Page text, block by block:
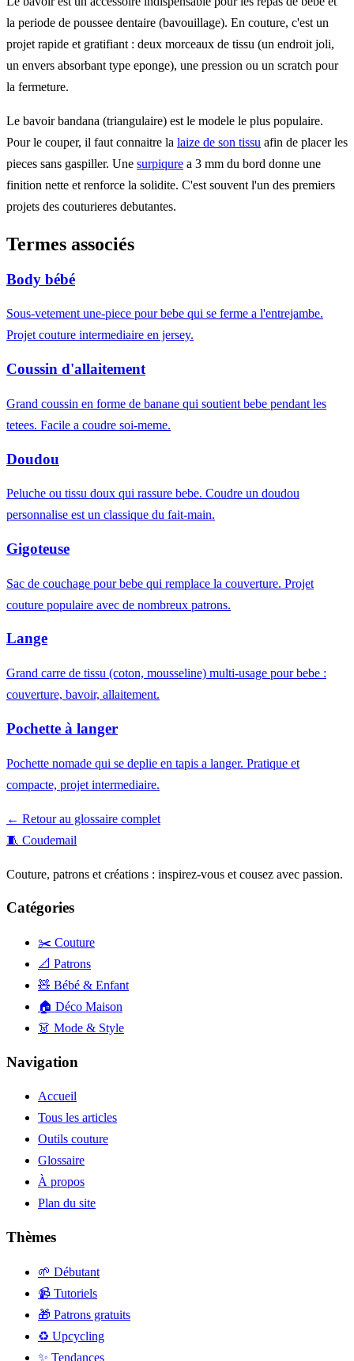
la periode de poussee dentaire (bavouillage). En couture, c'est un
projet rapide et gratifiant : deux morceaux de tissu (un endroit joli,
un envers absorbant type eponge), une pression ou un scratch pour
la fermeture.
Le bavoir bandana (triangulaire) est le modele le plus populaire.
Pour le couper, il faut connaitre la laize de son tissu afin de placer les
pieces sans gaspiller. Une surpiqure a 3 mm du bord donne une
finition nette et renforce la solidite. C'est souvent l'un des premiers
projets des couturieres debutantes.
Termes associés
Body bébé
Sous-vetement une-piece pour bebe qui se ferme a l'entrejambe.
Projet couture intermediaire en jersey.
Coussin d'allaitement
Grand coussin en forme de banane qui soutient bebe pendant les
tetees. Facile a coudre soi-meme.
Doudou
Peluche ou tissu doux qui rassure bebe. Coudre un doudou
personnalise est un classique du fait-main.
Gigoteuse
Sac de couchage pour bebe qui remplace la couverture. Projet
couture populaire avec de nombreux patrons.
Lange
Grand carre de tissu (coton, mousseline) multi-usage pour bebe :
couverture, bavoir, allaitement.
Pochette à langer
Pochette nomade qui se deplie en tapis a langer. Pratique et
compacte, projet intermediaire.
← Retour au glossaire complet
🧵 Coudemail
Couture, patrons et créations : inspirez-vous et cousez avec passion.
Catégories
✂️ Couture
📐 Patrons
🧸 Bébé & Enfant
🏠 Déco Maison
👗 Mode & Style
Navigation
Accueil
Tous les articles
Outils couture
Glossaire
À propos
Plan du site
Thèmes
🌱 Débutant
📹 Tutoriels
🎁 Patrons gratuits
♻️ Upcycling
✨ Tendances